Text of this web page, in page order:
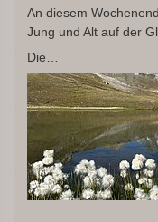
An diesem
Jung und Alt auf der
Die…